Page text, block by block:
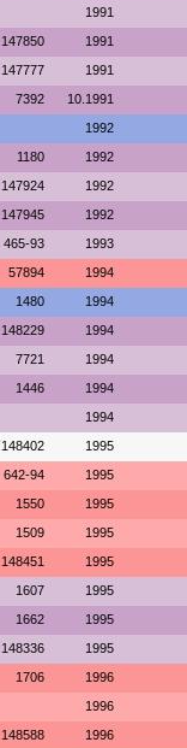
1991
147850 1991
147777 1991
7392 10.1991
1992
1180 1992
147924 1992
147945 1992
465-93 1993
57894 1994
1480 1994
148229 1994
7721 1994
1446 1994
1994
148402 1995
642-94 1995
1550 1995
1509 1995
148451 1995
1607 1995
1662 1995
148336 1995
1706 1996
1996
148588 1996